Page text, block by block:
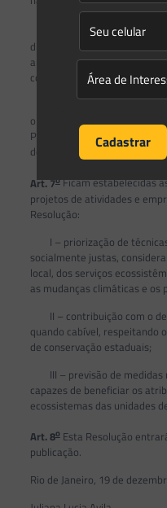
A dispensa da
distribuidoras de serviços
ambiental vigente,
competentes quando cabível.
Parágrafo Único. A
o
desse artigo não se
Proteção Integral e/ou
domínio público.
Art. 7oFicam estabelecidas
projetos de atividades e
Resolução:
I – priorização de
socialmente justas,
local, dos serviços
as mudanças climáticas e os
II – contribuição com o
quando cabível, respeitando
de conservação estaduais;
III – previsão de medidas
capazes de beneficiar os
ecossistemas das unidades
Art. 8oEsta Resolução
publicação.
Rio de Janeiro, 19 de